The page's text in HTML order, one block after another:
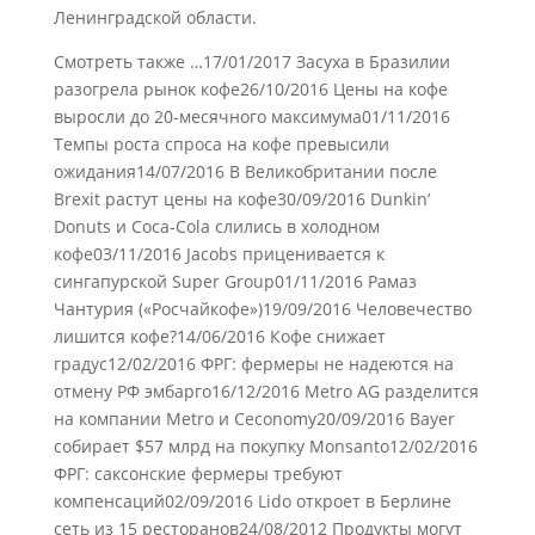
Ленинградской области.
Смотреть также …17/01/2017 Засуха в Бразилии
разогрела рынок кофе26/10/2016 Цены на кофе
выросли до 20-месячного максимума01/11/2016
Темпы роста спроса на кофе превысили
ожидания14/07/2016 В Великобритании после
Brexit растут цены на кофе30/09/2016 Dunkin’
Donuts и Coca-Cola слились в холодном
кофе03/11/2016 Jacobs приценивается к
сингапурской Super Group01/11/2016 Рамаз
Чантурия («Росчайкофе»)19/09/2016 Человечество
лишится кофе?14/06/2016 Кофе снижает
градус12/02/2016 ФРГ: фермеры не надеются на
отмену РФ эмбарго16/12/2016 Metro AG разделится
на компании Metro и Ceconomy20/09/2016 Bayer
собирает $57 млрд на покупку Monsanto12/02/2016
ФРГ: саксонские фермеры требуют
компенсаций02/09/2016 Lido откроет в Берлине
сеть из 15 ресторанов24/08/2012 Продукты могут